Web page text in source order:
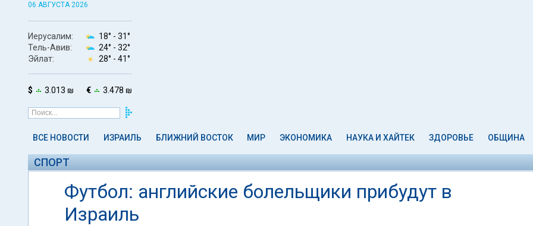
06 АВГУСТА 2026
Иерусалим: 18° - 31°
Тель-Авив:
24° - 32°
Эйлат:
28° - 41°
$ 3.013 ₪ € 3.478 ₪
ВСЕ НОВОСТИ ИЗРАИЛЬ БЛИЖНИЙ ВОСТОК МИР ЭКОНОМИКА НАУКА И ХАЙТЕК ЗДОРОВЬЕ ОБЩИНА
СПОРТ
Футбол: английские болельщики прибудут в
Израиль